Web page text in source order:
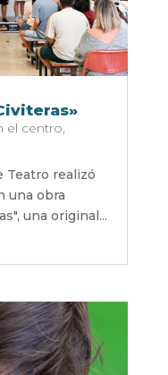
el centro,
Teatro realizó
una obra
una original...